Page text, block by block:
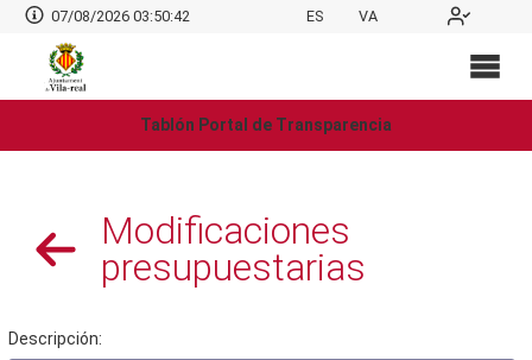
07/08/2026 03:50:42 ES VA
Tablón Portal de Transparencia
Modificaciones
presupuestarias
Descripción: